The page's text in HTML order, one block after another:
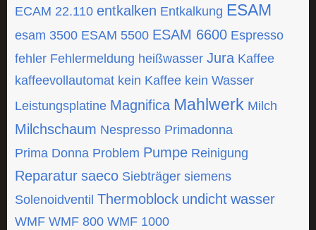
ECAM 22.110 entkalken Entkalkung ESAM
esam 3500 ESAM 5500 ESAM 6600 Espresso
fehler Fehlermeldung heißwasser Jura Kaffee
kaffeevollautomat kein Kaffee kein Wasser
Leistungsplatine Magnifica Mahlwerk Milch
Milchschaum Nespresso Primadonna
Prima Donna Problem Pumpe Reinigung
Reparatur saeco Siebträger siemens
Solenoidventil Thermoblock undicht wasser
WMF WMF 800 WMF 1000